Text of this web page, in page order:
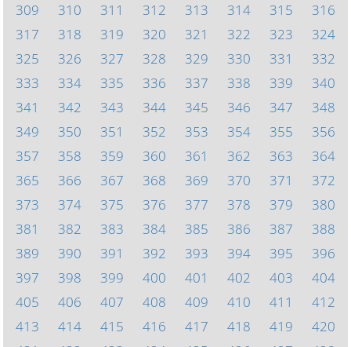
309
310 311 312 313 314 315
316
317
318 319 320 321 322 323
324
325
326 327 328 329 330 331
332
333
334 335 336 337 338 339
340
341
342 343 344 345 346 347
348
349
350 351 352 353 354 355
356
357
358 359 360 361 362 363
364
365
366 367 368 369 370 371
372
373
374 375 376 377 378 379
380
381
382 383 384 385 386 387
388
389
390 391 392 393 394 395
396
397
398 399 400 401 402 403
404
405
406 407 408 409 410 411
412
413
414 415 416 417 418 419
420